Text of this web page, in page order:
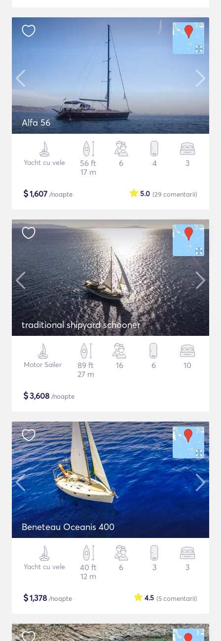
Alfa 56
Yacht cu vele
56 ft
17 m
6 4 3
$1,607 /noapte (29 comentarii)
5.0
traditional shipyard schooner
Motor Sailer
89 ft
27 m
16 6 10
$3,608 /noapte
Beneteau Oceanis 400
Yacht cu vele
40 ft
12 m
6 3 3
$1,378 /noapte (5comentarii)
4.5